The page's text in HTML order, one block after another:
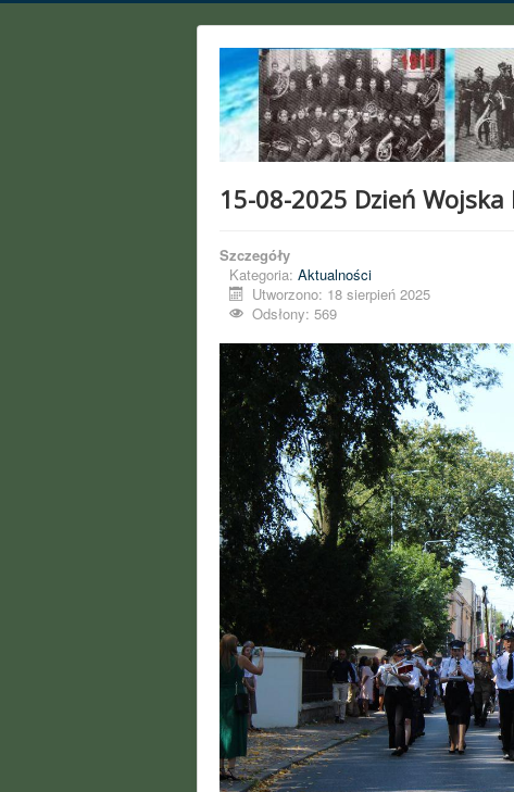
15-08-2025 Dzień Wojska
Szczegóły
Kategoria: Aktualności
Utworzono: 18 sierpień 2025
Odsłony: 569